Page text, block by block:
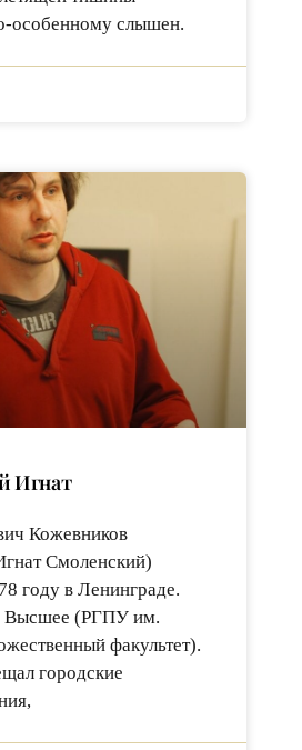
особенному слышен.
Игнат
Кожевников
Смоленский)
году в Ленинграде.
Высшее (РГПУ им.
факультет).
городские